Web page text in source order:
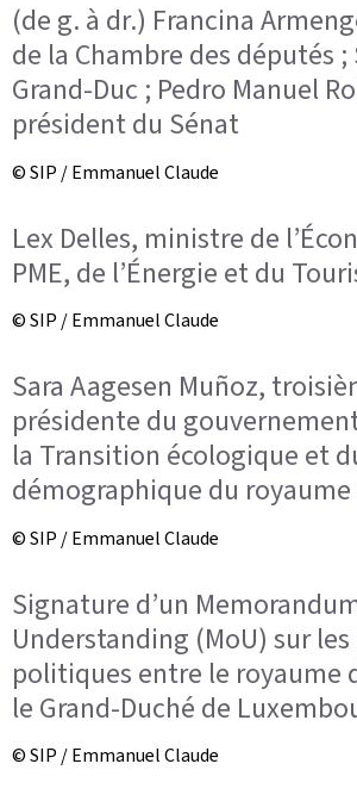
(de g. à dr.) Francina
de la Chambre des députés ;
Grand-Duc ; Pedro Manuel
président du Sénat
© SIP / Emmanuel Claude
Lex Delles, ministre de
PME, de l’Énergie et du
© SIP / Emmanuel Claude
Sara Aagesen Muñoz,
présidente du
la Transition écologique et
démographique du royaume
© SIP / Emmanuel Claude
Signature d’un
Understanding (MoU) sur
politiques entre le royaume
le Grand-Duché de
© SIP / Emmanuel Claude